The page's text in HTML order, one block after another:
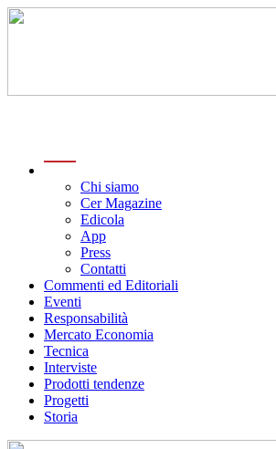
Chi siamo
Cer Magazine
Edicola
App
Press
Contatti
Commenti ed Editoriali
Eventi
Responsabilità
Mercato Economia
Tecnica
Interviste
Prodotti tendenze
Progetti
Storia